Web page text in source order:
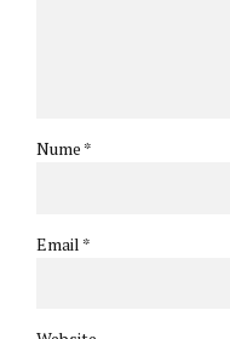
Nume *
Email *